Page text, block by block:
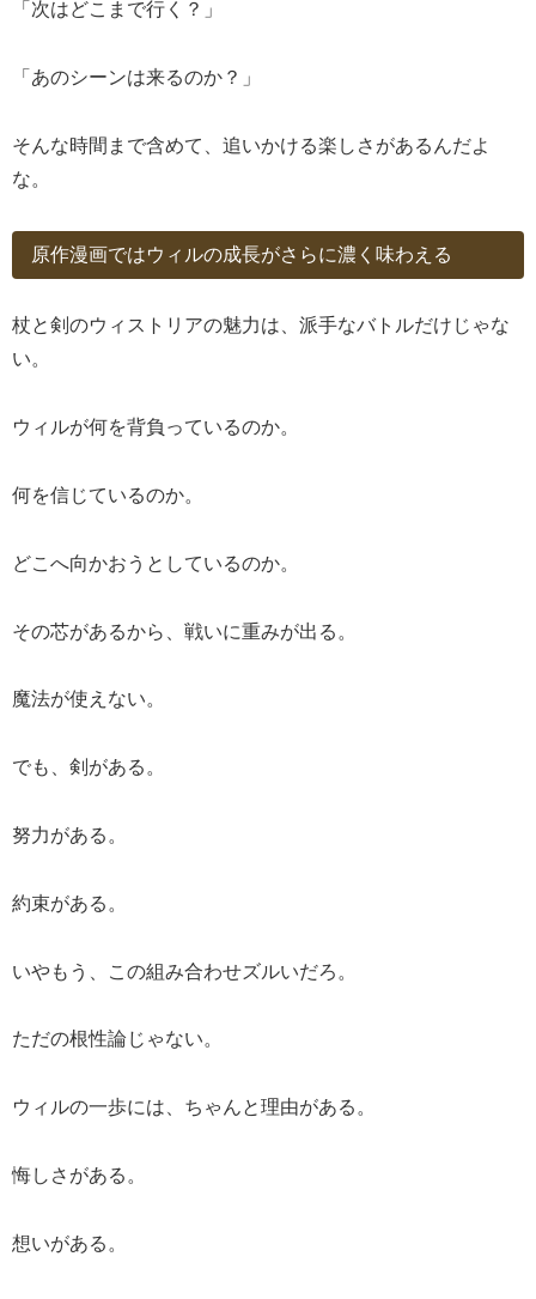
「次はどこまで行く？」
「あのシーンは来るのか？」
そんな時間まで含めて、追いかける楽しさがあるんだよ
な。
原作漫画ではウィルの成長がさらに濃く味わえる
杖と剣のウィストリアの魅力は、派手なバトルだけじゃな
い。
ウィルが何を背負っているのか。
何を信じているのか。
どこへ向かおうとしているのか。
その芯があるから、戦いに重みが出る。
魔法が使えない。
でも、剣がある。
努力がある。
約束がある。
いやもう、この組み合わせズルいだろ。
ただの根性論じゃない。
ウィルの一歩には、ちゃんと理由がある。
悔しさがある。
想いがある。